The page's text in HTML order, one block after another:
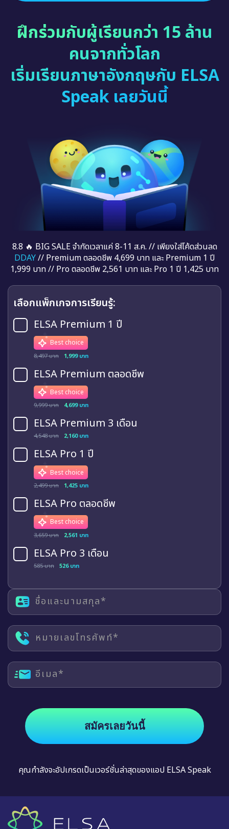
ฝึกร่วมกับผู้เรียนกว่า 15 ล้าน
คนจากทั่วโลก
เริ่มเรียนภาษาอังกฤษกับ ELSA
Speak เลยวันนี้
8.8 🔥 BIG SALE จำกัดเวลาแค่ 8-11 ส.ค. // เพียงใส่โค้ดส่วนลด
DDAY// Premium ตลอดชีพ 4,699 บาท และ Premium 1 ปี
1,999 บาท // Pro ตลอดชีพ 2,561 บาท และ Pro 1 ปี 1,425 บาท
เลือกแพ็กเกจการเรียนรู้:
ELSA Premium 1 ปี
Best choice
8,497 บาท 1,999 บาท
ELSA Premium ตลอดชีพ
Best choice
9,999 บาท 4,699 บาท
ELSA Premium 3 เดือน
4,548 บาท 2,160 บาท
ELSA Pro 1 ปี
Best choice
2,499 บาท 1,425 บาท
ELSA Pro ตลอดชีพ
Best choice
3,659 บาท 2,561 บาท
ELSA Pro 3 เดือน
585 บาท 526 บาท
ชื่อและนามสกุล*
หมายเลขโทรศัพท์*
อีเมล*
สมัครเลยวันนี้
คุณกำลังจะอัปเกรดเป็นเวอร์ชั่นล่าสุดของแอป ELSA Speak